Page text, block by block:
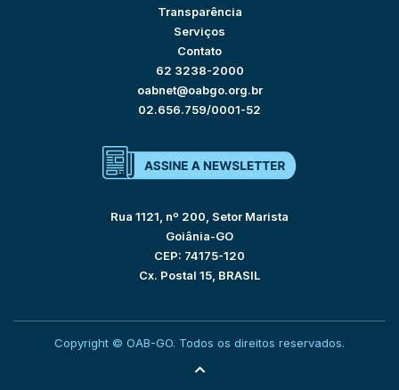
Transparência
Serviços
Contato
62 3238-2000
oabnet@oabgo.org.br
02.656.759/0001-52
Rua 1121, nº 200, Setor Marista
Goiânia-GO
CEP: 74175-120
Cx. Postal 15, BRASIL
Copyright © OAB-GO. Todos os direitos reservados.